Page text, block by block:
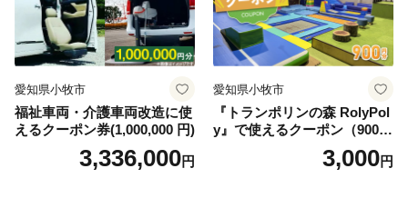
愛知県小牧市
福祉車両・介護車両改造に使
えるクーポン券(1,000,000 円)
3,336,000円
愛知県小牧市
『トランポリンの森 RolyPol
y』で使えるクーポン（900
3,000円